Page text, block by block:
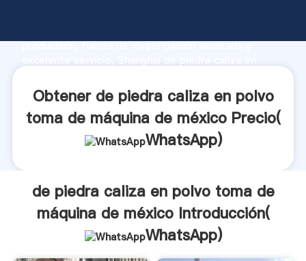
producción, fuerza de investigación avanzada y
valor y aporta valores a todos los clientes.
Obtener de piedra caliza en polvo
toma de máquina de méxico Precio(
WhatsApp)
de piedra caliza en polvo toma de
máquina de méxico Introducción(
WhatsApp)